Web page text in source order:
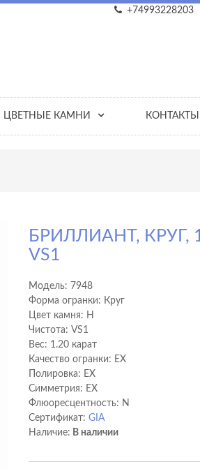
+74993228203
ЦВЕТНЫЕ КАМНИ КОНТАКТЫ
БРИЛЛИАНТ, КРУГ,
VS1
Модель: 7948
Форма огранки: Круг
Цвет камня: H
Чистота: VS1
Вес: 1.20 карат
Качество огранки: EX
Полировка: EX
Cимметрия: EX
Флюоресцентность: N
Сертификат:GIA
Наличие: В наличии